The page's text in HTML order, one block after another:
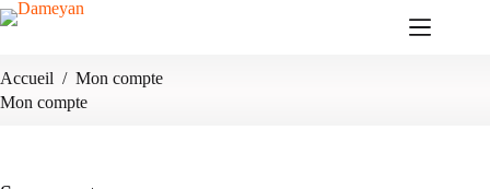
Passer
au
Accueil / Mon compte
Mon compte